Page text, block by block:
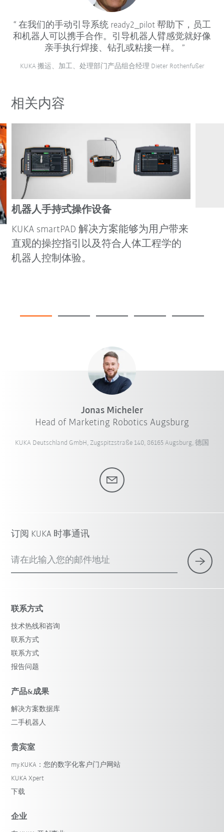
在我们的手动引导系统 ready2_pilot 帮助下，员工
和机器人可以携手合作。引导机器人臂感觉就好像
亲手执行焊接、钻孔或粘接一样。
KUKA 搬运、加工、处理部门产品组合经理 Dieter Rothenfußer
相关内容
机器人手持式操作设备
KUKA smartPAD 解决方案能够为用户带来
直观的操控指引以及符合人体工程学的
机器人控制体验。
Jonas Micheler
Head of Marketing Robotics Augsburg
KUKA Deutschland GmbH, Zugspitzstraße 140, 86165 Augsburg, 德国
订阅 KUKA 时事通讯
请在此输入您的邮件地址
联系方式
技术热线和咨询
联系方式
联系方式
报告问题
产品&成果
解决方案数据库
二手机器人
贵宾室
my.KUKA：您的数字化客户门户网站
KUKA Xpert
下载
企业